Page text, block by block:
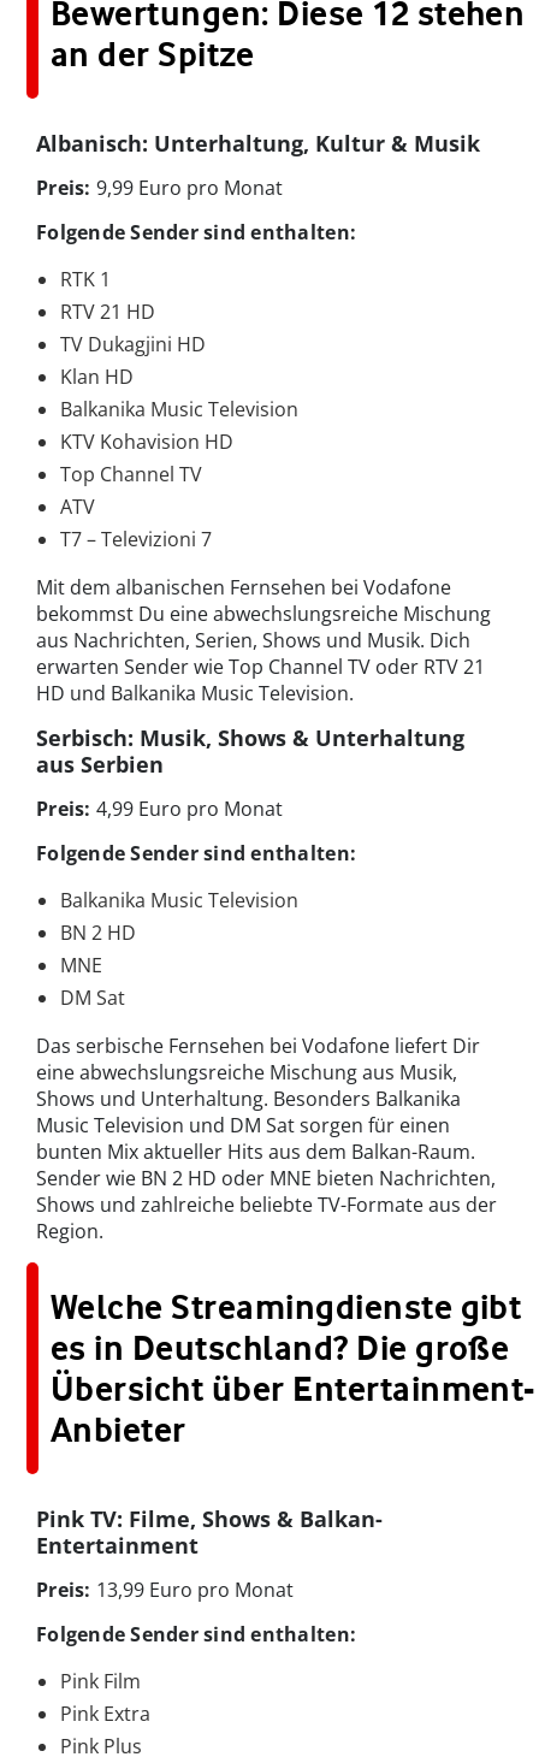
Bewertungen: Diese 12 stehen
an der Spitze
Albanisch: Unterhaltung, Kultur & Musik
Preis: 9,99 Euro pro Monat
Folgende Sender sind enthalten:
RTK 1
RTV 21 HD
TV Dukagjini HD
Klan HD
Balkanika Music Television
KTV Kohavision HD
Top Channel TV
ATV
T7 – Televizioni 7
Mit dem albanischen Fernsehen bei Vodafone
bekommst Du eine abwechslungsreiche Mischung
aus Nachrichten, Serien, Shows und Musik. Dich
erwarten Sender wie Top Channel TV oder RTV 21
HD und Balkanika Music Television.
Serbisch: Musik, Shows & Unterhaltung
aus Serbien
Preis: 4,99 Euro pro Monat
Folgende Sender sind enthalten:
Balkanika Music Television
BN 2 HD
MNE
DM Sat
Das serbische Fernsehen bei Vodafone liefert Dir
eine abwechslungsreiche Mischung aus Musik,
Shows und Unterhaltung. Besonders Balkanika
Music Television und DM Sat sorgen für einen
bunten Mix aktueller Hits aus dem Balkan-Raum.
Sender wie BN 2 HD oder MNE bieten Nachrichten,
Shows und zahlreiche beliebte TV-Formate aus der
Region.
Welche Streamingdienste gibt
es in Deutschland? Die große
Übersicht über Entertainment-
Anbieter
Pink TV: Filme, Shows & Balkan-
Entertainment
Preis: 13,99 Euro pro Monat
Folgende Sender sind enthalten:
Pink Film
Pink Extra
Pink Plus